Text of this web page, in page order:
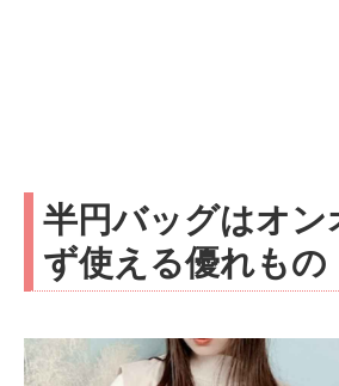
半円バッグはオン
ず使える優れもの